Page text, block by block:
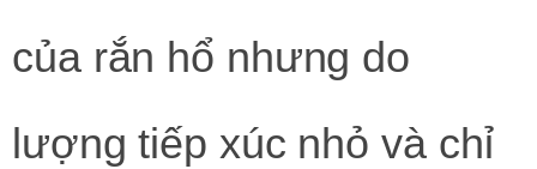
của rắn hổ nhưng do
lượng tiếp xúc nhỏ và chỉ